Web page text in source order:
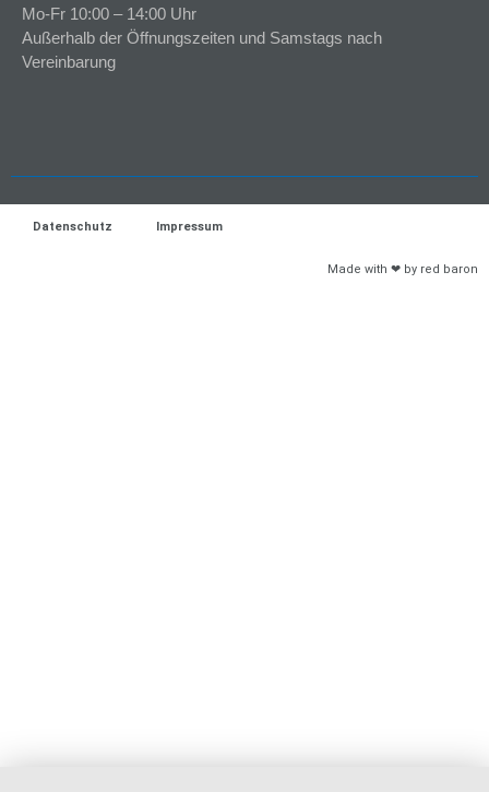
Mo-Fr 10:00 – 14:00 Uhr
Außerhalb der Öffnungszeiten und Samstags nach
Vereinbarung
Datenschutz Impressum
Made with ❤ by red baron